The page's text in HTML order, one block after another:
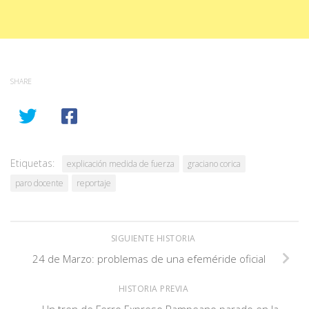
SHARE
Etiquetas: explicación medida de fuerza
graciano corica
paro docente
reportaje
SIGUIENTE HISTORIA
24 de Marzo: problemas de una efeméride oficial
HISTORIA PREVIA